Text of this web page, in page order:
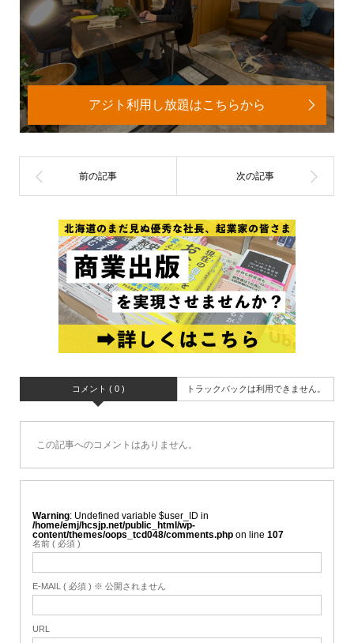
アジト利用し放題はこちらから
コメント ( 0 ) トラックバックは利用できません。
この記事へのコメントはありません。
Warning : Undefined variable $user_ID in
/home/emj/hcsjp.net/public_html/wp-
content/themes/oops_tcd048/comments.phpon line 107
名前 ( 必須 )
E-MAIL ( 必須 ) ※ 公開されません
URL